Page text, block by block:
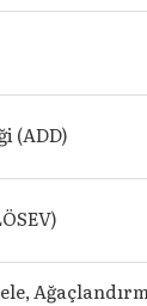
(ADD)